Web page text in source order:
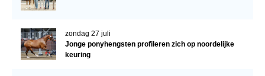
zondag 27 juli
Jonge ponyhengsten profileren zich op noordelijke
keuring